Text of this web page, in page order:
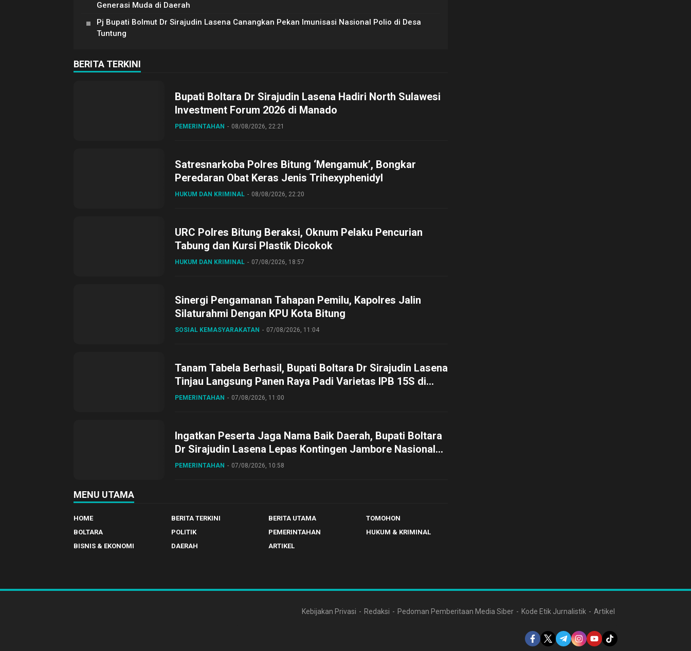
Generasi Muda di Daerah
Pj Bupati Bolmut Dr Sirajudin Lasena Canangkan Pekan Imunisasi Nasional Polio di Desa
Tuntung
BERITA TERKINI
Bupati Boltara Dr Sirajudin Lasena Hadiri North Sulawesi
Investment Forum 2026 di Manado
PEMERINTAHAN 08/08/2026, 22:21
Satresnarkoba Polres Bitung ‘Mengamuk’, Bongkar
Peredaran Obat Keras Jenis Trihexyphenidyl
HUKUM DAN KRIMINAL 08/08/2026, 22:20
URC Polres Bitung Beraksi, Oknum Pelaku Pencurian
Tabung dan Kursi Plastik Dicokok
HUKUM DAN KRIMINAL 07/08/2026, 18:57
Sinergi Pengamanan Tahapan Pemilu, Kapolres Jalin
Silaturahmi Dengan KPU Kota Bitung
SOSIAL KEMASYARAKATAN 07/08/2026, 11:04
Tanam Tabela Berhasil, Bupati Boltara Dr Sirajudin Lasena
Tinjau Langsung Panen Raya Padi Varietas IPB 15S di
Desa Gihang
PEMERINTAHAN 07/08/2026, 11:00
Ingatkan Peserta Jaga Nama Baik Daerah, Bupati Boltara
Dr Sirajudin Lasena Lepas Kontingen Jambore Nasional
ke XII di Buperta Cibubur
PEMERINTAHAN 07/08/2026, 10:58
MENU UTAMA
HOME BERITA TERKINI BERITA UTAMA
TOMOHON
BOLTARA
POLITIK PEMERINTAHAN
HUKUM & KRIMINAL
BISNIS & EKONOMI
DAERAH ARTIKEL
Kebijakan Privasi Redaksi Pedoman Pemberitaan Media Siber Kode Etik Jurnalistik Artikel